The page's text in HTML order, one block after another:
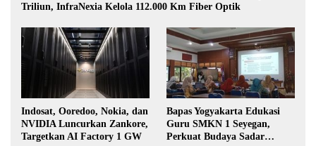
Triliun, InfraNexia Kelola 112.000 Km Fiber Optik
Indosat, Ooredoo, Nokia, dan
NVIDIA Luncurkan Zankore,
Targetkan AI Factory 1 GW
Bapas Yogyakarta Edukasi
Guru SMKN 1 Seyegan,
Perkuat Budaya Sadar